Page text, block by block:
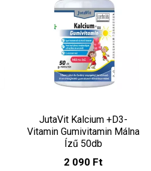
JutaVit Kalcium +D3-
Vitamin Gumivitamin Málna
Ízű 50db
2 090 Ft